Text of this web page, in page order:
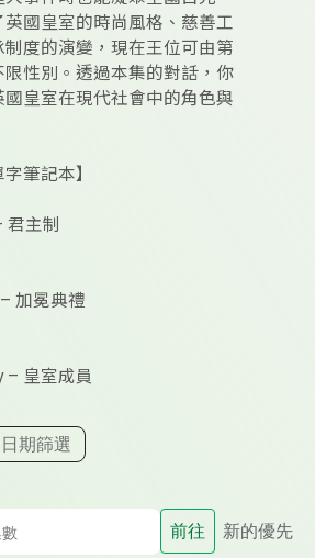
國皇室的時尚風格、慈善工
度的演變，現在王位可由第
限性別。透過本集的對話，你
國皇室在現代社會中的角色與
筆記本】
君主制
加冕典禮
– 皇室成員
日期篩選
前往 新的優先